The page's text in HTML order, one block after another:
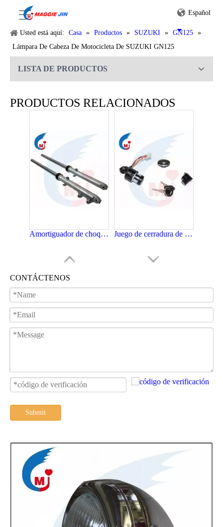
Español
Usted está aquí: Casa » Productos » SUZUKI » GN125 »
Lámpara De Cabeza De Motocicleta De SUZUKI GN125
LISTA DE PRODUCTOS
PRODUCTOS RELACIONADOS
Amortiguador de choque delantero de la motocicleta SUZUKI GN125 Juego de cerradura de motocicleta SUZUKI GN125
Piezas de la motocicleta silenciador de SUZUKI GN125 Combustible De La Motocicleta De SUZUKI GN125
Motocicleta Repuestos Maneta Interruptor De SUZUKI GN125
CONTÁCTENOS
Submit